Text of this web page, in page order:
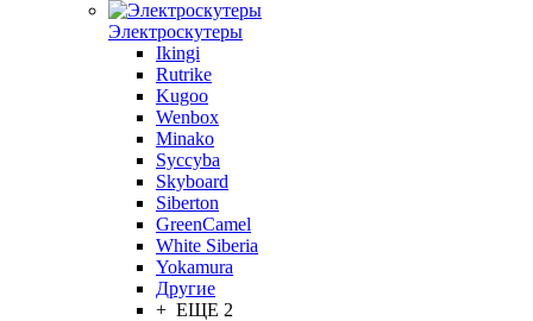
Электроскутеры
Ikingi
Rutrike
Kugoo
Wenbox
Minako
Syccyba
Skyboard
Siberton
GreenCamel
White Siberia
Yokamura
Другие
+ ЕЩЕ 2